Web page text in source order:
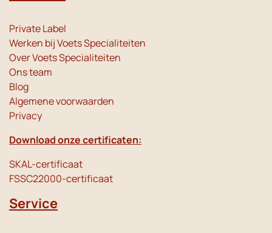
Private Label
Werken bij Voets Specialiteiten
Over Voets Specialiteiten
Ons team
Blog
Algemene voorwaarden
Privacy
Download onze certificaten:
SKAL-certificaat
FSSC22000-certificaat
Service